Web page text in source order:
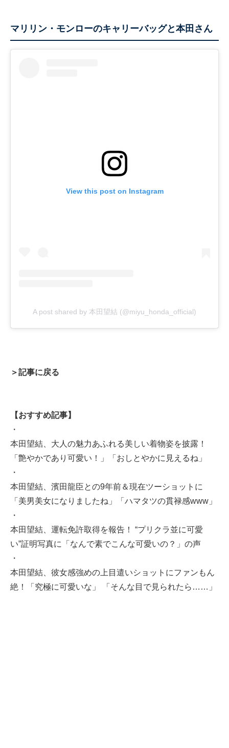
マリリン・モンローのキャリーバッグと本田さん
View this post on Instagram
A post shared by 本田望結 (@miyu_honda_official)
＞記事に戻る
【おすすめ記事】
・
本田望結、大人の魅力あふれる美しい着物姿を披露！
「艶やかであり可愛い！」「おしとやかに見えるね」
・
本田望結、濱田龍臣との9年前＆現在ツーショットに
「美男美女になりましたね」「ハマタツの貫禄感www」
・
本田望結、運転免許取得を報告！ “プリクラ並に可愛
い”証明写真に「なんで素でこんな可愛いの？」の声
・
本田望結、彼女感強めの上目遣いショットにファンもん
絶！「究極に可愛いな」 「そんな目で見られたら……」